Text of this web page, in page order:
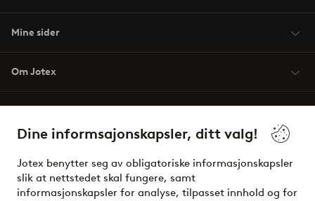
Dine informsajonskapsler, ditt valg!
Jotex benytter seg av obligatoriske informasjonskapsler
slik at nettstedet skal fungere, samt
informasjonskapsler for analyse, tilpasset innhold og for
Mine sider
Om Jotex
Venner